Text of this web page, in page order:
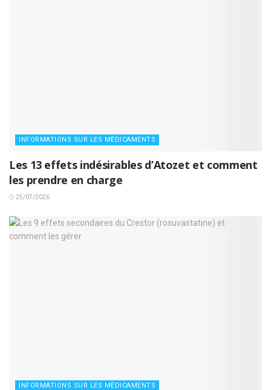
INFORMATIONS SUR LES MÉDICAMENTS
Les 13 effets indésirables d’Atozet et comment
les prendre en charge
25/07/2026
INFORMATIONS SUR LES MÉDICAMENTS